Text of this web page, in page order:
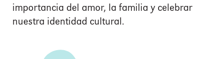
importancia del amor, la familia y celebrar
nuestra identidad cultural.